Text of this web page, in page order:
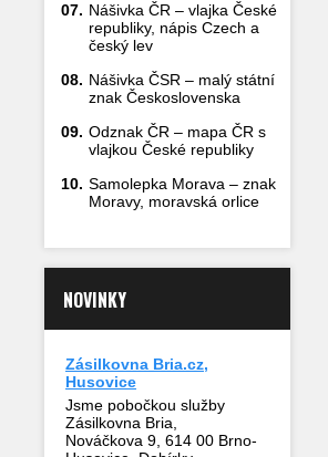
07. Nášivka ČR – vlajka České
republiky, nápis Czech a
český lev
08. Nášivka ČSR – malý státní
znak Československa
09. Odznak ČR – mapa ČR s
vlajkou České republiky
10. Samolepka Morava – znak
Moravy, moravská orlice
NOVINKY
Zásilkovna Bria.cz,
Husovice
Jsme pobočkou služby
Zásilkovna Bria,
Nováčkova 9, 614 00 Brno-